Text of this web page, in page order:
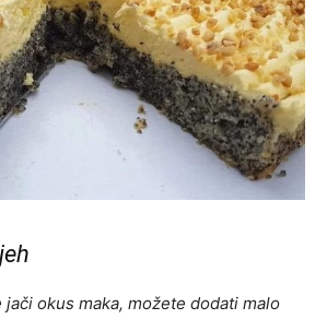
jači okus maka, možete dodati malo